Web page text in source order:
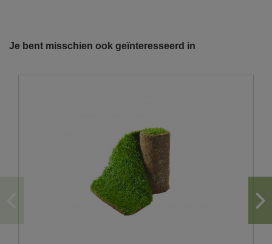
grond, grind, schors, ...
laadvolumes en -vermogens. De laadvolumes kunnen
variëren van 10m³ tot 30m³.
U wenst graag een losse levering?
Hiervoor moet er voldoende plaats zijn om achteruit
te rijden en los af te storten.
Gezien het gewicht van de vrachtwagen storten wij
Je bent misschien ook geïnteresseerd in